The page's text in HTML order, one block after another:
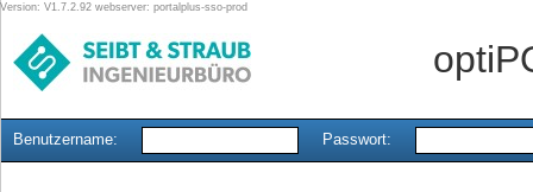
Version: V1.7.2.92 webserver: portalplus-sso-prod
Benutzername: Passwort: